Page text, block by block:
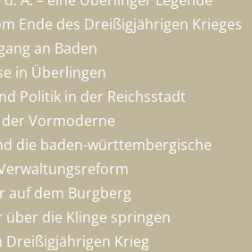
Ende des Dreißigjährigen Krieges
an Baden
in Überlingen
Politik in der Reichsstadt
Vormoderne
die baden-württembergische
auf dem Burgberg
über die Klinge springen
Dreißigjährigen Krieg